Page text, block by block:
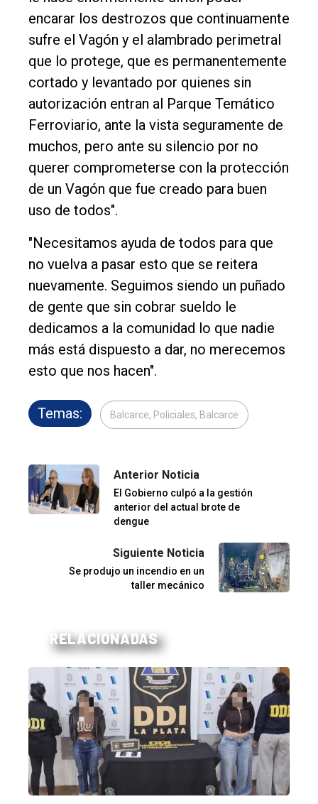
encarar los destrozos que continuamente
sufre el Vagón y el alambrado perimetral
que lo protege, que es permanentemente
cortado y levantado por quienes sin
autorización entran al Parque Temático
Ferroviario, ante la vista seguramente de
muchos, pero ante su silencio por no
querer comprometerse con la protección
de un Vagón que fue creado para buen
uso de todos".
"Necesitamos ayuda de todos para que
no vuelva a pasar esto que se reitera
nuevamente. Seguimos siendo un puñado
de gente que sin cobrar sueldo le
dedicamos a la comunidad lo que nadie
más está dispuesto a dar, no merecemos
esto que nos hacen".
Temas: Balcarce, Policiales, Balcarce
Anterior Noticia
El Gobierno culpó a la gestión
anterior del actual brote de
dengue
Siguiente Noticia
Se produjo un incendio en un
taller mecánico
RELACIONADAS